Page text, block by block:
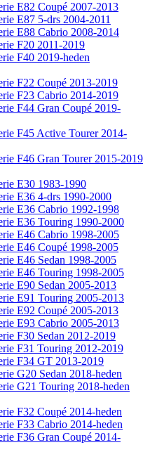
E82 Coupé 2007-2013
E87 5-drs 2004-2011
E88 Cabrio 2008-2014
F20 2011-2019
F40 2019-heden
F22 Coupé 2013-2019
F23 Cabrio 2014-2019
F44 Gran Coupé 2019-
F45 Active Tourer 2014-
F46 Gran Tourer 2015-2019
E30 1983-1990
E36 4-drs 1990-2000
E36 Cabrio 1992-1998
E36 Touring 1990-2000
E46 Cabrio 1998-2005
E46 Coupé 1998-2005
E46 Sedan 1998-2005
E46 Touring 1998-2005
E90 Sedan 2005-2013
E91 Touring 2005-2013
E92 Coupé 2005-2013
E93 Cabrio 2005-2013
F30 Sedan 2012-2019
F31 Touring 2012-2019
F34 GT 2013-2019
G20 Sedan 2018-heden
G21 Touring 2018-heden
F32 Coupé 2014-heden
F33 Cabrio 2014-heden
F36 Gran Coupé 2014-